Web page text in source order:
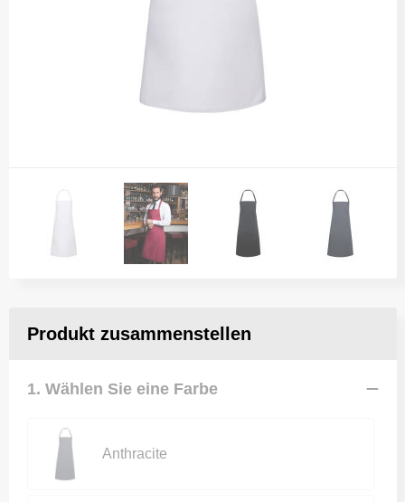
Produkt zusammenstellen
1. Wählen Sie eine Farbe
Anthracite